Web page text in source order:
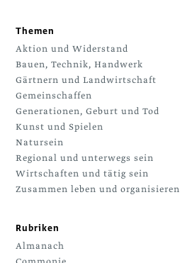
Themen
Aktion und Widerstand
Bauen, Technik, Handwerk
Gärtnern und Landwirtschaft
Gemeinschaffen
Generationen, Geburt und Tod
Kunst und Spielen
Natursein
Regional und unterwegs sein
Wirtschaften und tätig sein
Zusammen leben und organisieren
Rubriken
Almanach